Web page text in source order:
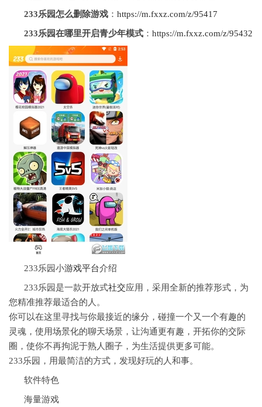
233乐园怎么删除游戏 ： https://m.fxxz.com/z/95417
233乐园在哪里开启青少年模式 ： https://m.fxxz.com/z/95432
233乐园小游戏平台介绍
233乐园是一款开放式社交应用，采用全新的推荐形式，为
您精准推荐最适合的人。
你可以在这里寻找与你最接近的缘分，碰撞一个又一个有趣的
灵魂，使用场景化的聊天场景，让沟通更有趣，开拓你的交际
圈，使你不再拘泥于熟人圈子，为生活提供更多可能。
233乐园，用最简洁的方式，发现好玩的人和事。
软件特色
海量游戏